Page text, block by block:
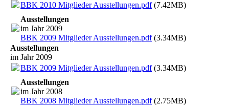
BBK 2010 Mitglieder Ausstellungen.pdf(7.42MB)
Ausstellungen
im Jahr 2009
BBK 2009 Mitglieder Ausstellungen.pdf(3.34MB)
Ausstellungen
im Jahr 2009
BBK 2009 Mitglieder Ausstellungen.pdf(3.34MB)
Ausstellungen
im Jahr 2008
BBK 2008 Mitglieder Ausstellungen.pdf(2.75MB)